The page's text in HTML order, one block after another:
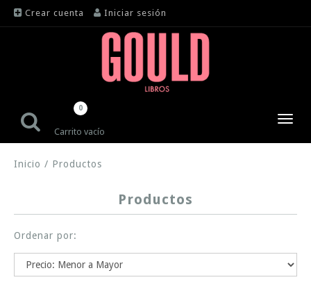
Crear cuenta Iniciar sesión
Carrito vacío
0
Inicio / Productos
Productos
Ordenar por: